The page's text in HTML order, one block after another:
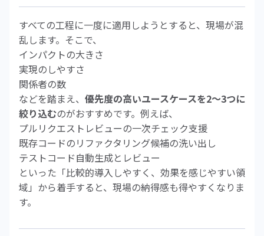
すべての工程に一度に適用しようとすると、現場が混
乱します。そこで、
インパクトの大きさ
実現のしやすさ
関係者の数
などを踏まえ、 優先度の高いユースケースを2〜3つに
絞り込むのがおすすめです。例えば、
プルリクエストレビューの一次チェック支援
既存コードのリファクタリング候補の洗い出し
テストコード自動生成とレビュー
といった「比較的導入しやすく、効果を感じやすい領
域」から着手すると、現場の納得感も得やすくなりま
す。